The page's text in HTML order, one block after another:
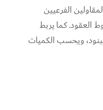
الفرعيين
العقود. كما يربط
ويحسب الكميات